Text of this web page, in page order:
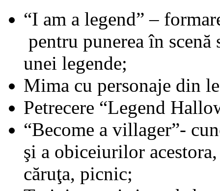
“I am a legend” –
pentru punerea în scenă
unei legende;
Mima cu personaje din
Petrecere “Legend
“Become a villager”-
şi a obiceiurilor
căruţa, picnic;